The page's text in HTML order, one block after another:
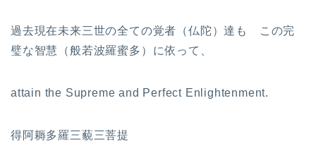
過去現在未来三世の全ての覚者（仏陀）達も この完
璧な智慧（般若波羅蜜多）に依って、
attain the Supreme and Perfect Enlightenment.
得阿耨多羅三藐三菩提